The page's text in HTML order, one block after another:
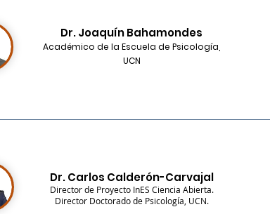
Dr. Joaquín Bahamondes
Académico de la Escuela de Psicología,
UCN
Dr. Carlos Calderón-Carvajal
Director de Proyecto InES Ciencia Abierta.
Director Doctorado de Psicología, UCN.